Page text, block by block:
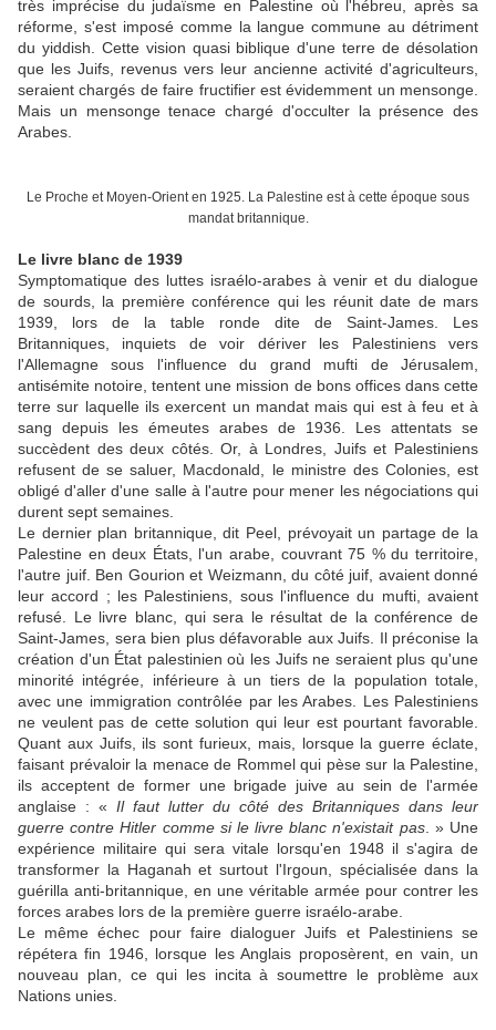
très imprécise du judaïsme en Palestine où l'hébreu, après sa
réforme, s'est imposé comme la langue commune au détriment
du yiddish. Cette vision quasi biblique d'une terre de désolation
que les Juifs, revenus vers leur ancienne activité d'agriculteurs,
seraient chargés de faire fructifier est évidemment un mensonge.
Mais un mensonge tenace chargé d'occulter la présence des
Arabes.
Le Proche et Moyen-Orient en 1925. La Palestine est à cette époque sous
mandat britannique.
Le livre blanc de 1939
Symptomatique des luttes israélo-arabes à venir et du dialogue
de sourds, la première conférence qui les réunit date de mars
1939, lors de la table ronde dite de Saint-James. Les
Britanniques, inquiets de voir dériver les Palestiniens vers
l'Allemagne sous l'influence du grand mufti de Jérusalem,
antisémite notoire, tentent une mission de bons offices dans cette
terre sur laquelle ils exercent un mandat mais qui est à feu et à
sang depuis les émeutes arabes de 1936. Les attentats se
succèdent des deux côtés. Or, à Londres, Juifs et Palestiniens
refusent de se saluer, Macdonald, le ministre des Colonies, est
obligé d'aller d'une salle à l'autre pour mener les négociations qui
durent sept semaines.
Le dernier plan britannique, dit Peel, prévoyait un partage de la
Palestine en deux États, l'un arabe, couvrant 75 % du territoire,
l'autre juif. Ben Gourion et Weizmann, du côté juif, avaient donné
leur accord ; les Palestiniens, sous l'influence du mufti, avaient
refusé. Le livre blanc, qui sera le résultat de la conférence de
Saint-James, sera bien plus défavorable aux Juifs. Il préconise la
création d'un État palestinien où les Juifs ne seraient plus qu'une
minorité intégrée, inférieure à un tiers de la population totale,
avec une immigration contrôlée par les Arabes. Les Palestiniens
ne veulent pas de cette solution qui leur est pourtant favorable.
Quant aux Juifs, ils sont furieux, mais, lorsque la guerre éclate,
faisant prévaloir la menace de Rommel qui pèse sur la Palestine,
ils acceptent de former une brigade juive au sein de l'armée
anglaise : « Il faut lutter du côté des Britanniques dans leur
guerre contre Hitler comme si le livre blanc n'existait pas. » Une
expérience militaire qui sera vitale lorsqu'en 1948 il s'agira de
transformer la Haganah et surtout l'Irgoun, spécialisée dans la
guérilla anti-britannique, en une véritable armée pour contrer les
forces arabes lors de la première guerre israélo-arabe.
Le même échec pour faire dialoguer Juifs et Palestiniens se
répétera fin 1946, lorsque les Anglais proposèrent, en vain, un
nouveau plan, ce qui les incita à soumettre le problème aux
Nations unies.